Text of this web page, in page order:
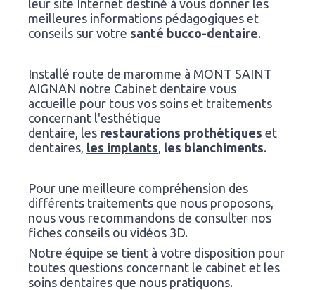
leur site Internet destiné à vous donner les
meilleures informations pédagogiques et
conseils sur votre santé bucco-dentaire.
Installé route de maromme à MONT SAINT
AIGNAN notre Cabinet dentaire vous
accueille pour tous vos soins et traitements
concernant l'esthétique
dentaire, les restaurations prothétiques et
dentaires, les implants, les blanchiments.
Pour une meilleure compréhension des
différents traitements que nous proposons,
nous vous recommandons de consulter nos
fiches conseils ou vidéos 3D.
Notre équipe se tient à votre disposition pour
toutes questions concernant le cabinet et les
soins dentaires que nous pratiquons.